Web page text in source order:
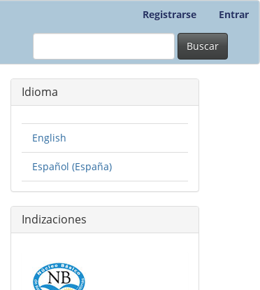
Registrarse Entrar
Buscar
Idioma
English
Español (España)
Indizaciones